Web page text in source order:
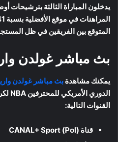
يدخلون المباراة الثالثة
المتوقع بين الفريقين في ظل
بث مباشر غولدن
يمكنك مشاهدة بث مباشر غولدن
القنوات التالية:
قناة CANAL+ Sport (Pol)